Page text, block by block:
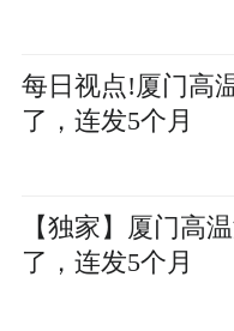
每日视点!厦门高
了，连发5个月
【独家】厦门高
了，连发5个月